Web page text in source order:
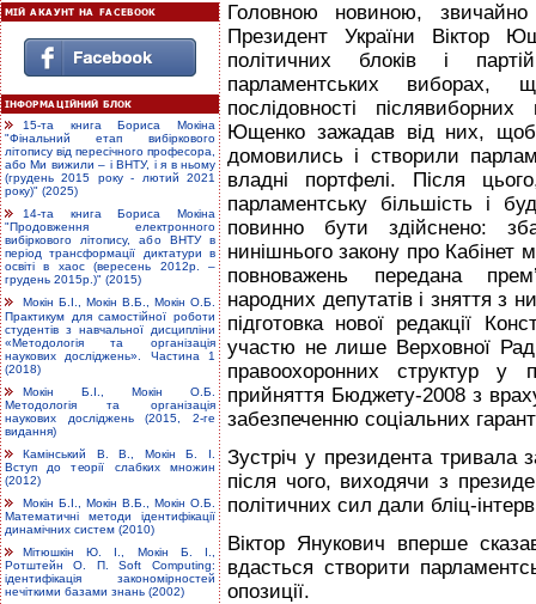
15-та книга Бориса Мокіна
"Фінальний етап вибіркового
літопису від пересічного професора,
або Ми вижили – і ВНТУ, і я в ньому
(грудень 2015 року - лютий 2021
року)" (2025)
14-та книга Бориса Мокіна
"Продовження електронного
вибіркового літопису, або ВНТУ в
період трансформації диктатури в
освіті в хаос (вересень 2012р. –
грудень 2015р.)" (2015)
Мокін Б.І., Мокін В.Б., Мокін О.Б.
Практикум для самостійної роботи
студентів з навчальної дисципліни
«Методологія та організація
наукових досліджень». Частина 1
(2018)
Мокін Б.І., Мокін О.Б.
Методологія та організація
наукових досліджень (2015, 2-ге
видання)
Камінський В. В., Мокін Б. І.
Вступ до теорії слабких множин
(2012)
Мокін Б.І., Мокін В.Б., Мокін О.Б.
Математичні методи ідентифікації
динамічних систем (2010)
Мітюшкін Ю. І., Мокін Б. І.,
Ротштейн О. П. Soft Computing:
ідентифікація закономірностей
нечіткими базами знань (2002)
Головною новиною,
Президент України Віктор
політичних блоків і
парламентських
послідовності
Ющенко зажадав від них,
домовились і створили
владні портфелі. Після
парламентську більшість і
повинно бути здійснено:
нинішнього закону про Кабінет
повноважень передана
народних депутатів і зняття з
підготовка нової редакції
участю не лише Верховної
правоохоронних структур у
прийняття Бюджету-2008 з
забезпеченню соціальних
Зустріч у президента тривала
після чого, виходячи з
політичних сил дали бліц-
Віктор Янукович вперше
вдасться створити
опозиції.